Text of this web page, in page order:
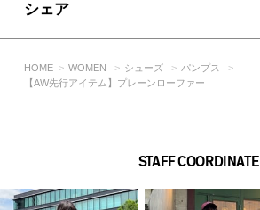
シェア
HOME WOMEN シューズ
パンプス
【AW先行アイテム】プレーンローファー
STAFF COORDINATE